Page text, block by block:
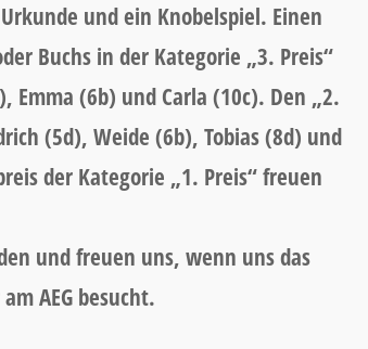
und ein Knobelspiel. Einen
Buchs in der Kategorie „3. Preis“
Emma (6b) und Carla (10c). Den „2.
(5d), Weide (6b), Tobias (8d) und
der Kategorie „1. Preis“ freuen
und freuen uns, wenn uns das
AEG besucht.